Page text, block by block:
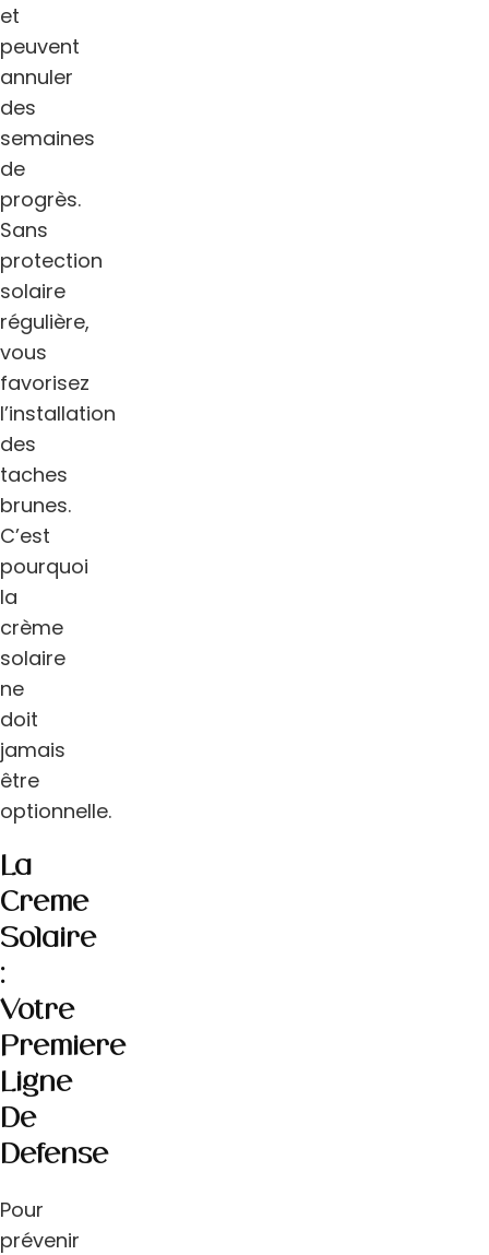
et
peuvent
annuler
des
semaines
de
progrès.
Sans
protection
solaire
régulière,
vous
favorisez
l’installation
des
taches
brunes.
C’est
pourquoi
la
crème
solaire
ne
doit
jamais
être
optionnelle.
La
Crème
Solaire
:
Votre
Première
Ligne
De
Défense
Pour
prévenir